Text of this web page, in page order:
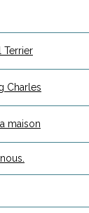
Terrier
Charles
maison